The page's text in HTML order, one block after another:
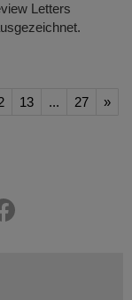
Letters
13 ... 27 »